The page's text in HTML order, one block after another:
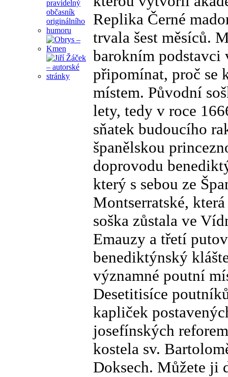
Replika Černé
trvala šest měsíců.
barokním podstavci
připomínat, proč se
místem. Původní
lety, tedy v roce
sňatek budoucího
španělskou
doprovodu
který s sebou ze
Montserratské,
soška zůstala ve
Emauzy a třetí
benediktýnský
významné poutní
Desetitisíce
kapliček
josefínských
kostela sv.
Doksech. Můžete ji